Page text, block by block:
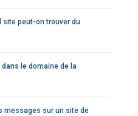
site peut-on trouver du
le domaine de la
messages sur un site de